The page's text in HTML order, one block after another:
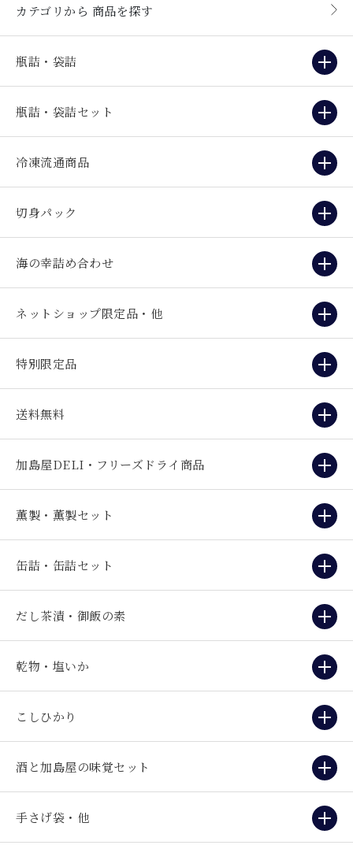
カテゴリから 商品を探す
瓶詰・袋詰
瓶詰・袋詰セット
冷凍流通商品
切身パック
海の幸詰め合わせ
ネットショップ限定品・他
特別限定品
送料無料
加島屋DELI・フリーズドライ商品
薫製・薫製セット
缶詰・缶詰セット
だし茶漬・御飯の素
乾物・塩いか
こしひかり
酒と加島屋の味覚セット
手さげ袋・他